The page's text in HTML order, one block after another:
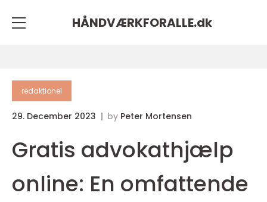
HÅNDVÆRKFORALLE.dk
redaktionel
29. December 2023 by Peter Mortensen
Gratis advokathjælp
online: En omfattende